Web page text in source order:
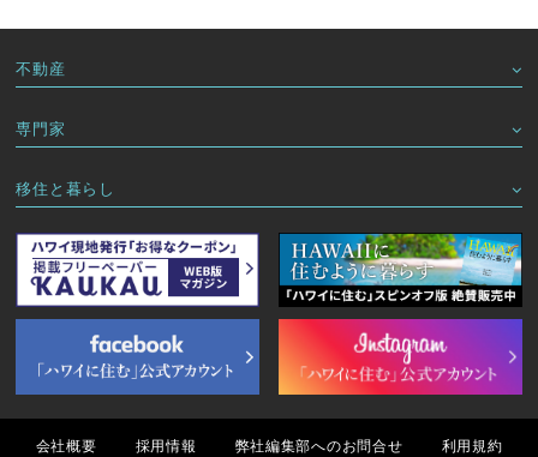
不動産
専門家
移住と暮らし
会社概要 採用情報 弊社編集部へのお問合せ 利用規約